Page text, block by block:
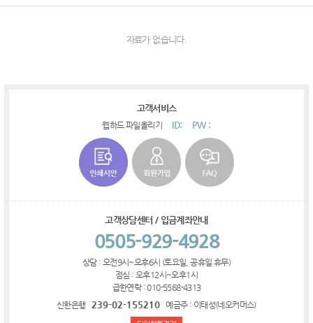
자료가 없습니다.
고객서비스
웹하드 파일올리기 ID: PW :
고객상담센터 / 입금계좌안내
0505-929-4928
상담 : 오전9시~오후6시 (토요일, 공휴일 휴무)
점심 : 오후12시~오후1시
급한연락 : 010-5568-4313
신한은행
239-02-155210 예금주 : 이태성(네오커머스)